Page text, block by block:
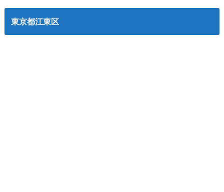
東京都江東区